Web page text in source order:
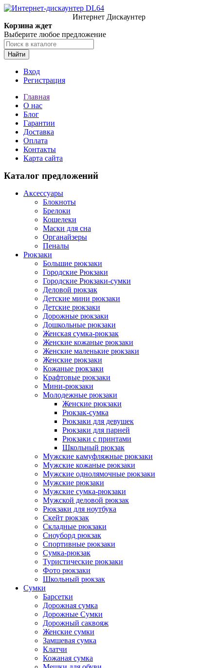
Интернет Дискаунтер
Корзина ждет
Выберите любое предложение
Найти
Вход
Регистрация
Главная
О нас
Блог
Гарантии
Доставка
Оплата
Контакты
Карта сайта
Каталог предложений
Аксессуары
Блокноты
Брелоки
Кошелеки
Маски для сна
Органайзеры
Пеналы
Рюкзаки
Большие рюкзаки
Городские Рюкзаки
Городские Рюкзаки-сумки
Деловой рюкзак
Детские мини рюкзаки
Детские рюкзаки
Дорожные рюкзаки
Дошкольные рюкзаки
Женская сумка-рюкзак
Женские кожаные рюкзаки
Женские маленькие рюкзаки
Женские рюкзаки
Кожаные рюкзаки
Крафтовые рюкзаки
Мини-рюкзаки
Молодежные рюкзаки
Женские рюкзаки
Рюкзак-сумка
Рюкзаки для девушек
Рюкзаки для парней
Рюкзаки с принтами
Школьный рюкзак
Мужские камуфляжные рюкзаки
Мужские кожаные рюкзаки
Мужские однолямочные рюкзаки
Мужские рюкзаки
Мужские сумка-рюкзаки
Мужской деловой рюкзак
Рюкзаки для ноутбука
Скейт рюкзак
Складные рюкзаки
Сноуборд рюкзак
Спортивные рюкзаки
Сумка-рюкзак
Туристические рюкзаки
Фото рюкзаки
Школьный рюкзак
Сумки
Барсетки
Дорожная сумка
Дорожные Сумки
Дорожный саквояж
Женские сумки
Замшевая сумка
Клатчи
Кожаная сумка